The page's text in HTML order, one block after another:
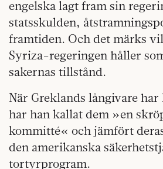
engelska lagt fram sin
statsskulden,
framtiden. Och det märks
Syriza-regeringen håller
sakernas tillstånd.
När Greklands långivare
har han kallat dem »en
kommitté« och jämfört
den amerikanska
tortyrprogram.